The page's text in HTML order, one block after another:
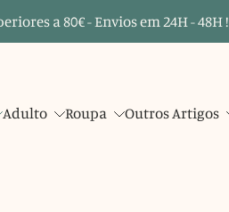
a 80€ - Envios em 24H - 48H !
Adulto Roupa Outros Artigos